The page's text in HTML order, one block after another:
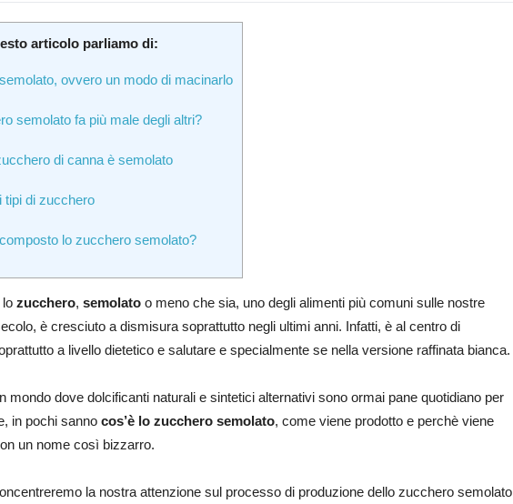
articolo parliamo di:
ovvero un modo di macinarlo
semolato fa più male degli altri?
di canna è semolato
tipi di zucchero
lo zucchero semolato?
lo zucchero, semolato o meno che sia, uno degli alimenti più comuni sulle nostre
è cresciuto a dismisura soprattutto negli ultimi anni. Infatti, è al centro di
a livello dietetico e salutare e specialmente se nella versione raffinata bianca.
mondo dove dolcificanti naturali e sintetici alternativi sono ormai pane quotidiano per
in pochi sanno cos’è lo zucchero semolato, come viene prodotto e perchè viene
un nome così bizzarro.
la nostra attenzione sul processo di produzione dello zucchero semolato